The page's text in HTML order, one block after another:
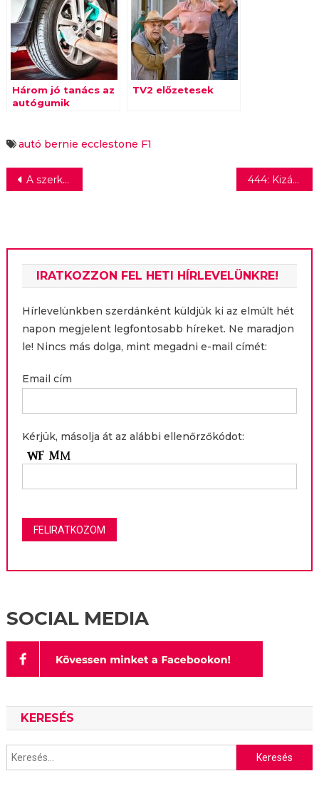
Három jó tanács az
autógumik
TV2 előzetesek
autó bernie ecclestone F1
Bejegyzés
A szerkesztőség közel felét elküldték a Délmagyarországtól 444: Kizárólag az állami tévé maradt elérhető 1,5 millió lengyelnél
IRATKOZZON FEL HETI HÍRLEVELÜNKRE!
Hírlevelünkben szerdánként küldjük ki az elmúlt hét
napon megjelent legfontosabb híreket. Ne maradjon
le! Nincs más dolga, mint megadni e-mail címét:
Email cím
Kérjük, másolja át az alábbi ellenőrzőkódot:
SOCIAL MEDIA
KERESÉS
Keresés: